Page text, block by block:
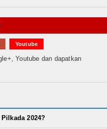
Youtube
Youtube dan dapatkan
2024?